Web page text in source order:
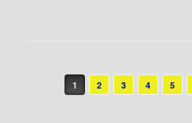
Post navigation
1 2 3 4 5